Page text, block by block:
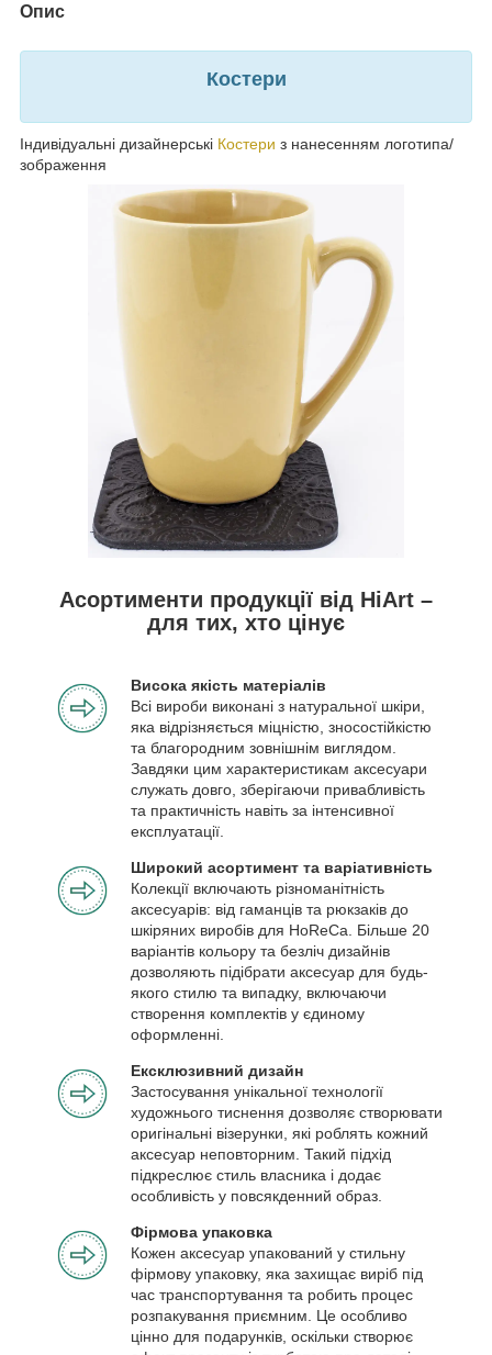
Опис
Костери
Індивідуальні дизайнерські Костери з нанесенням логотипа/
зображення
Асортименти продукції від HiArt –
для тих, хто цінує
Висока якість матеріалів
Всі вироби виконані з натуральної шкіри,
яка відрізняється міцністю, зносостійкістю
та благородним зовнішнім виглядом.
Завдяки цим характеристикам аксесуари
служать довго, зберігаючи привабливість
та практичність навіть за інтенсивної
експлуатації.
Широкий асортимент та варіативність
Колекції включають різноманітність
аксесуарів: від гаманців та рюкзаків до
шкіряних виробів для HoReCa. Більше 20
варіантів кольору та безліч дизайнів
дозволяють підібрати аксесуар для будь-
якого стилю та випадку, включаючи
створення комплектів у єдиному
оформленні.
Ексклюзивний дизайн
Застосування унікальної технології
художнього тиснення дозволяє створювати
оригінальні візерунки, які роблять кожний
аксесуар неповторним. Такий підхід
підкреслює стиль власника і додає
особливість у повсякденний образ.
Фірмова упаковка
Кожен аксесуар упакований у стильну
фірмову упаковку, яка захищає виріб під
час транспортування та робить процес
розпакування приємним. Це особливо
цінно для подарунків, оскільки створює